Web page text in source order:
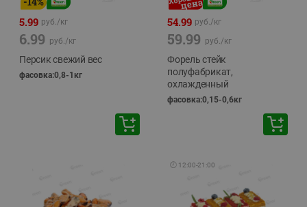
5.99 руб./кг
6.99 руб./кг
Персик свежий вес
фасовка:0,8-1кг
54.99 руб./кг
59.99 руб./кг
Форель стейк
полуфабрикат,
охлажденный
фасовка:0,15-0,6кг
🕘 12:00-21:00